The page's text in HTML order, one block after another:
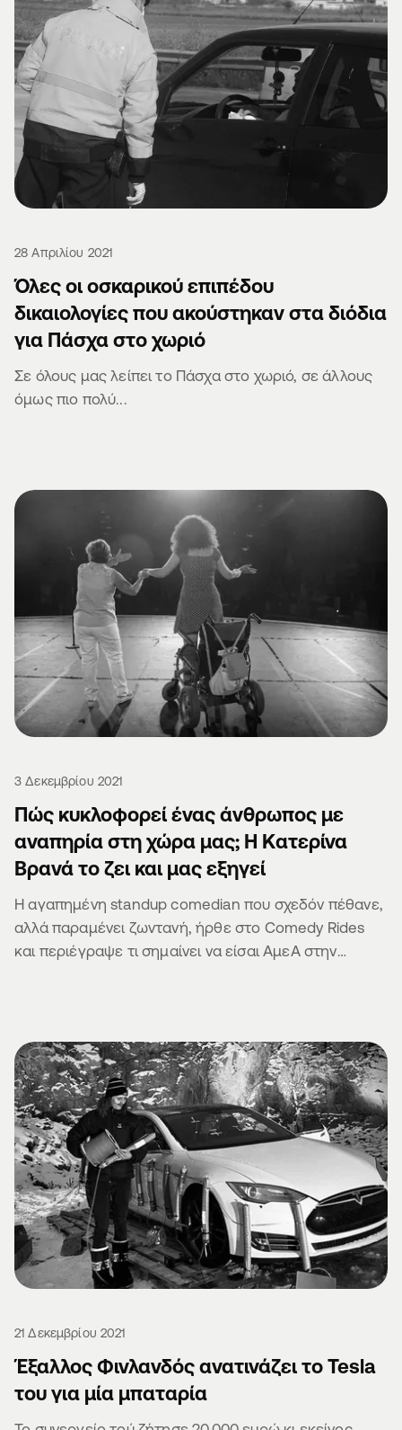
28 Απριλίου 2021
Όλες οι οσκαρικού επιπέδου
δικαιολογίες που ακούστηκαν στα διόδια
για Πάσχα στο χωριό
Σε όλους μας λείπει το Πάσχα στο χωριό, σε άλλους
όμως πιο πολύ...
3 Δεκεμβρίου 2021
Πώς κυκλοφορεί ένας άνθρωπος με
αναπηρία στη χώρα μας; Η Κατερίνα
Βρανά το ζει και μας εξηγεί
Η αγαπημένη standup comedian που σχεδόν πέθανε,
αλλά παραμένει ζωντανή, ήρθε στο Comedy Rides
και περιέγραψε τι σημαίνει να είσαι ΑμεΑ στην
21 Δεκεμβρίου 2021
Έξαλλος Φινλανδός ανατινάζει το Tesla
του για μία μπαταρία